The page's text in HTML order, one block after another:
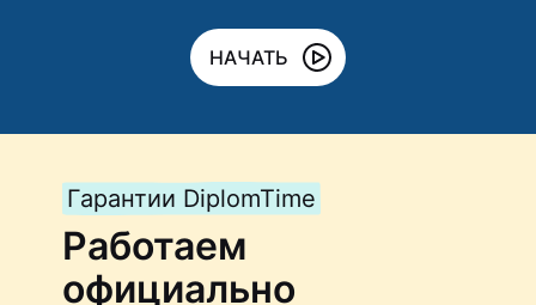
НАЧАТЬ
Гарантии DiplomTime
Работаем
официально